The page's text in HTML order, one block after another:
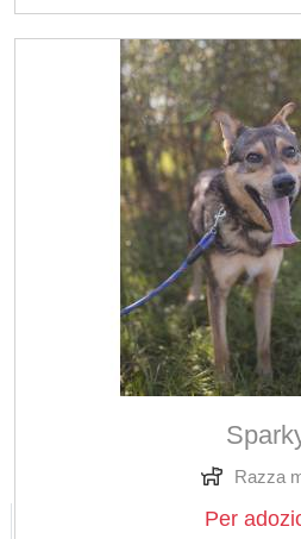
Razza
Per